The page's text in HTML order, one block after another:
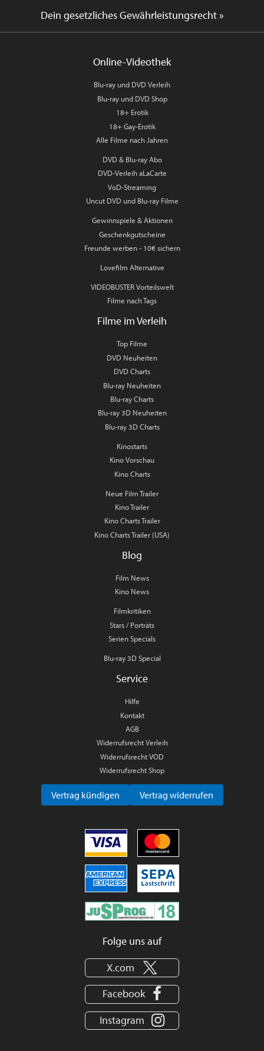
Dein gesetzliches Gewährleistungsrecht »
Online-Videothek
Blu-ray und DVD Verleih
Blu-ray und DVD Shop
18+ Erotik
18+ Gay-Erotik
Alle Filme nach Jahren
DVD & Blu-ray Abo
DVD-Verleih aLaCarte
VoD-Streaming
Uncut DVD und Blu-ray Filme
Gewinnspiele & Aktionen
Geschenkgutscheine
Freunde werben - 10€ sichern
Lovefilm Alternative
VIDEOBUSTER Vorteilswelt
Filme nach Tags
Filme im Verleih
Top Filme
DVD Neuheiten
DVD Charts
Blu-ray Neuheiten
Blu-ray Charts
Blu-ray 3D Neuheiten
Blu-ray 3D Charts
Kinostarts
Kino Vorschau
Kino Charts
Neue Film Trailer
Kino Trailer
Kino Charts Trailer
Kino Charts Trailer (USA)
Blog
Film News
Kino News
Filmkritiken
Stars / Porträts
Serien Specials
Blu-ray 3D Special
Service
Hilfe
Kontakt
AGB
Widerrufsrecht Verleih
Widerrufsrecht VOD
Widerrufsrecht Shop
Vertrag kündigen Vertrag widerrufen
Folge uns auf
X.com
Facebook
Instagram